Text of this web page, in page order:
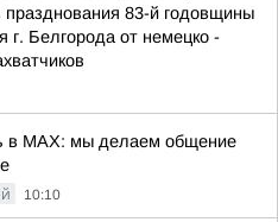
празднования 83-й годовщины
г. Белгорода от немецко -
в MAX: мы делаем общение
10:10